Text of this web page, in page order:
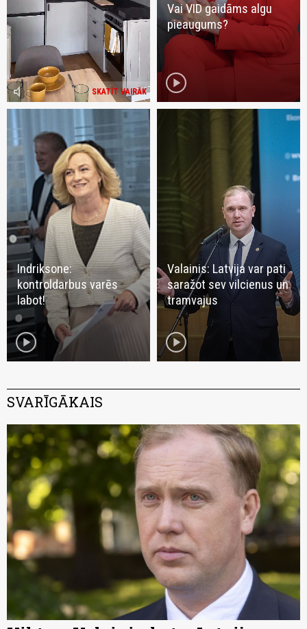
SKATĪT VAIRĀK
volume_mute
Vai VID gaidāms algu
pieaugums?
play_circle
Indriksone:
kontroldarbus varēs
labot!
play_circle
Valainis: Latvija var pati
saražot sev vilcienus un
tramvajus
play_circle
SVARĪGĀKAIS